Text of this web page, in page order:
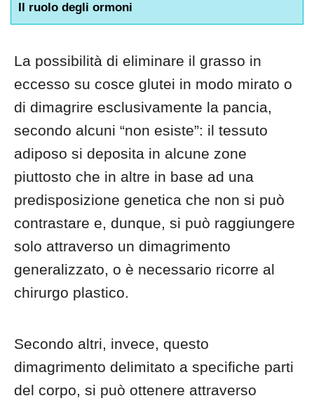
Il ruolo degli ormoni
La possibilità di eliminare il grasso in
eccesso su cosce glutei in modo mirato o
di dimagrire esclusivamente la pancia,
secondo alcuni “non esiste”: il tessuto
adiposo si deposita in alcune zone
piuttosto che in altre in base ad una
predisposizione genetica che non si può
contrastare e, dunque, si può raggiungere
solo attraverso un dimagrimento
generalizzato, o è necessario ricorre al
chirurgo plastico.
Secondo altri, invece, questo
dimagrimento delimitato a specifiche parti
del corpo, si può ottenere attraverso